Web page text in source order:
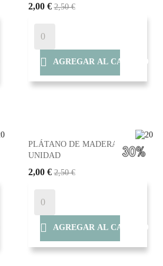
2,00 € 2,50 €
 AGREGAR AL CARRITO
PLÁTANO DE MADERA -
UNIDAD
2,00 € 2,50 €
 AGREGAR AL CARRITO